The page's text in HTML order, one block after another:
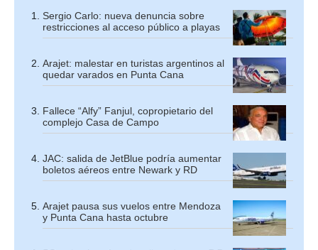
Sergio Carlo: nueva denuncia sobre
restricciones al acceso público a playas
Arajet: malestar en turistas argentinos al
quedar varados en Punta Cana
Fallece “Alfy” Fanjul, copropietario del
complejo Casa de Campo
JAC: salida de JetBlue podría aumentar
boletos aéreos entre Newark y RD
Arajet pausa sus vuelos entre Mendoza
y Punta Cana hasta octubre